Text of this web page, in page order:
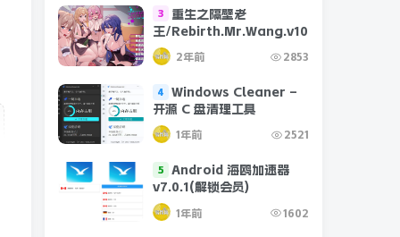
3
重生之隔壁老
王/Rebirth.Mr.Wang.v10032020
2年前 2853
4
Windows Cleaner –
开源 C 盘清理工具
1年前 2521
5
Android 海鸥加速器
v7.0.1(解锁会员)
1年前 1602